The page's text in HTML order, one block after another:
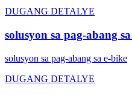
DUGANG DETALYE
solusyon sa pag-abang
solusyon sa pag-abang sa e-bike
DUGANG DETALYE